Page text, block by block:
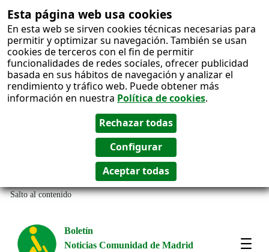
Esta página web usa cookies
En esta web se sirven cookies técnicas necesarias para
permitir y optimizar su navegación. También se usan
cookies de terceros con el fin de permitir
funcionalidades de redes sociales, ofrecer publicidad
basada en sus hábitos de navegación y analizar el
rendimiento y tráfico web. Puede obtener más
información en nuestra Política de cookies.
Salto al contenido
Boletín
Noticias Comunidad de Madrid